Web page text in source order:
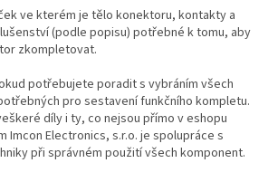
ve kterém je tělo konektoru, kontakty a
(podle popisu) potřebné k tomu, aby
zkompletovat.
potřebujete poradit s vybráním všech
pro sestavení funkčního kompletu.
díly i ty, co nejsou přímo v eshopu
Imcon Electronics, s.r.o. je spolupráce s
při správném použití všech komponent.